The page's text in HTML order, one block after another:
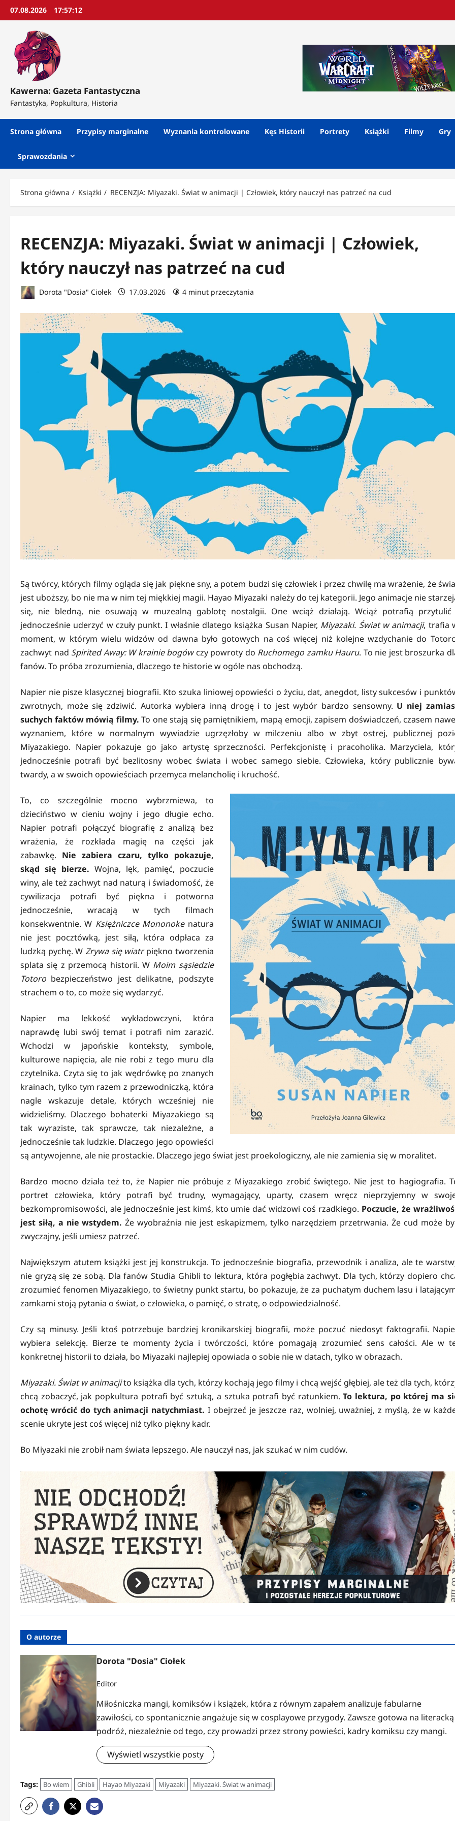
Przejdź
07.08.2026 17:57:14
Kawerna: Gazeta Fantastyczna
Fantastyka, Popkultura, Historia
Strona główna Przypisy marginalne Wyznania kontrolowane Kęs Historii Portrety Książki Filmy Gry
Sprawozdania
Strona główna Książki RECENZJA: Miyazaki. Świat w animacji | Człowiek, który nauczył nas patrzeć na cud
RECENZJA: Miyazaki. Świat w animacji | Człowiek,
który nauczył nas patrzeć na cud
Dorota "Dosia" Ciołek 17.03.2026 4 minut przeczytania
Są twórcy, których filmy ogląda się jak piękne sny, a potem budzi się człowiek i przez chwilę ma wrażenie, że
jest uboższy, bo nie ma w nim tej miękkiej magii. Hayao Miyazaki należy do tej kategorii. Jego animacje nie
się, nie bledną, nie osuwają w muzealną gablotę nostalgii. One wciąż działają. Wciąż potrafią
jednocześnie uderzyć w czuły punkt. I właśnie dlatego książka Susan Napier, Miyazaki. Świat w animacji, trafia
moment, w którym wielu widzów od dawna było gotowych na coś więcej niż kolejne wzdychanie do
zachwyt nad Spirited Away: W krainie bogówczy powroty do Ruchomego zamku Hauru. To nie jest broszurka
fanów. To próba zrozumienia, dlaczego te historie w ogóle nas obchodzą.
Napier nie pisze klasycznej biografii. Kto szuka liniowej opowieści o życiu, dat, anegdot, listy sukcesów i
zwrotnych, może się zdziwić. Autorka wybiera inną drogę i to jest wybór bardzo sensowny. U niej
suchych faktów mówią filmy. To one stają się pamiętnikiem, mapą emocji, zapisem doświadczeń, czasem
wyznaniem, które w normalnym wywiadzie ugrzęzłoby w milczeniu albo w zbyt ostrej, publicznej
Miyazakiego. Napier pokazuje go jako artystę sprzeczności. Perfekcjonistę i pracoholika. Marzyciela,
jednocześnie potrafi być bezlitosny wobec świata i wobec samego siebie. Człowieka, który publicznie
twardy, a w swoich opowieściach przemyca melancholię i kruchość.
To, co szczególnie mocno wybrzmiewa, to
dzieciństwo w cieniu wojny i jego długie echo.
Napier potrafi połączyć biografię z analizą bez
wrażenia, że rozkłada magię na części jak
zabawkę. Nie zabiera czaru, tylko pokazuje,
skąd się bierze. Wojna, lęk, pamięć, poczucie
winy, ale też zachwyt nad naturą i świadomość, że
cywilizacja potrafi być piękna i potworna
jednocześnie, wracają w tych filmach
konsekwentnie. W Księżniczce Mononokenatura
nie jest pocztówką, jest siłą, która odpłaca za
ludzką pychę. WZrywa się wiatrpiękno tworzenia
splata się z przemocą historii. W Moim sąsiedzie
Totoro bezpieczeństwo jest delikatne, podszyte
strachem o to, co może się wydarzyć.
Napier ma lekkość wykładowczyni, która
naprawdę lubi swój temat i potrafi nim zarazić.
Wchodzi w japońskie konteksty, symbole,
kulturowe napięcia, ale nie robi z tego muru dla
czytelnika. Czyta się to jak wędrówkę po znanych
krainach, tylko tym razem z przewodniczką, która
nagle wskazuje detale, których wcześniej nie
widzieliśmy. Dlaczego bohaterki Miyazakiego są
tak wyraziste, tak sprawcze, tak niezależne, a
jednocześnie tak ludzkie. Dlaczego jego opowieści
są antywojenne, ale nie prostackie. Dlaczego jego świat jest proekologiczny, ale nie zamienia się w moralitet.
Bardzo mocno działa też to, że Napier nie próbuje z Miyazakiego zrobić świętego. Nie jest to hagiografia.
portret człowieka, który potrafi być trudny, wymagający, uparty, czasem wręcz nieprzyjemny w
bezkompromisowości, ale jednocześnie jest kimś, kto umie dać widzowi coś rzadkiego. Poczucie, że
jest siłą, a nie wstydem. Że wyobraźnia nie jest eskapizmem, tylko narzędziem przetrwania. Że cud może
zwyczajny, jeśli umiesz patrzeć.
Największym atutem książki jest jej konstrukcja. To jednocześnie biografia, przewodnik i analiza, ale te
nie gryzą się ze sobą. Dla fanów Studia Ghibli to lektura, która pogłębia zachwyt. Dla tych, którzy dopiero
zrozumieć fenomen Miyazakiego, to świetny punkt startu, bo pokazuje, że za puchatym duchem lasu i
zamkami stoją pytania o świat, o człowieka, o pamięć, o stratę, o odpowiedzialność.
Czy są minusy. Jeśli ktoś potrzebuje bardziej kronikarskiej biografii, może poczuć niedosyt faktografii.
wybiera selekcję. Bierze te momenty życia i twórczości, które pomagają zrozumieć sens całości. Ale w
konkretnej historii to działa, bo Miyazaki najlepiej opowiada o sobie nie w datach, tylko w obrazach.
Miyazaki. Świat w animacjito książka dla tych, którzy kochają jego filmy i chcą wejść głębiej, ale też dla tych,
chcą zobaczyć, jak popkultura potrafi być sztuką, a sztuka potrafi być ratunkiem.To lektura, po której ma
ochotę wrócić do tych animacji natychmiast. I obejrzeć je jeszcze raz, wolniej, uważniej, z myślą, że w
scenie ukryte jest coś więcej niż tylko piękny kadr.
Bo Miyazaki nie zrobił nam świata lepszego. Ale nauczył nas, jak szukać w nim cudów.
O autorze
Dorota "Dosia" Ciołek
Editor
Miłośniczka mangi, komiksów i książek, która z równym zapałem analizuje fabularne
zawiłości, co spontanicznie angażuje się w cosplayowe przygody. Zawsze gotowa na literacką
podróż, niezależnie od tego, czy prowadzi przez strony powieści, kadry komiksu czy mangi.
Wyświetl wszystkie posty
Tags: Bo wiem Ghibli Hayao Miyazaki Miyazaki Miyazaki. Świat w animacji